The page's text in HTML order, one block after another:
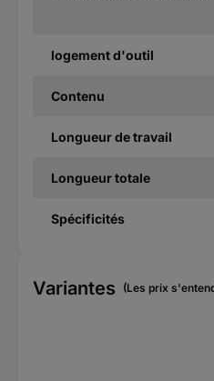
logement d'outil
Contenu
Longueur de travail
Longueur totale
Spécificités
Variantes (Les prix